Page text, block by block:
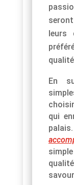
leurs
En
qui